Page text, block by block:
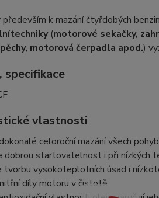
především k mazání čtyřdobých
techniky(motorové sekačky,
motorová čerpadla apod.)
specifikace
vlastnosti
celoroční mazání všech
dobrou startovatelnost i při nízkých
tvorbu vysokoteplotních úsad i
díly motoru v čistotě